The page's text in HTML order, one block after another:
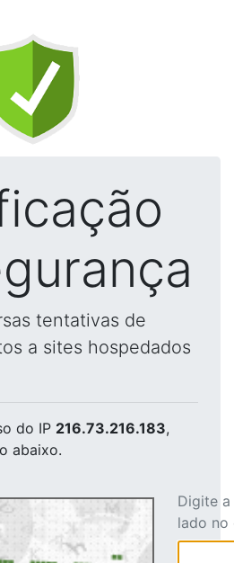
tentativas de
a sites hospedados
do IP 216.73.216.183,
abaixo.
Digite
lado no